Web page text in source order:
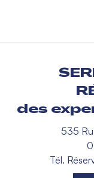
des
535
Tél.